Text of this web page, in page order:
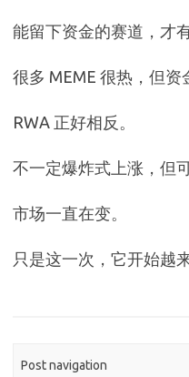
能留下资金的赛道，才
很多 MEME 很热，但资
RWA 正好相反。
不一定爆炸式上涨，但
市场一直在变。
只是这一次，它开始越
Post navigation